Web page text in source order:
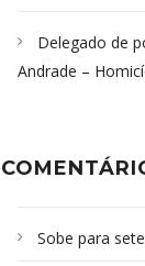
Delegado de
Andrade –
Sobe para